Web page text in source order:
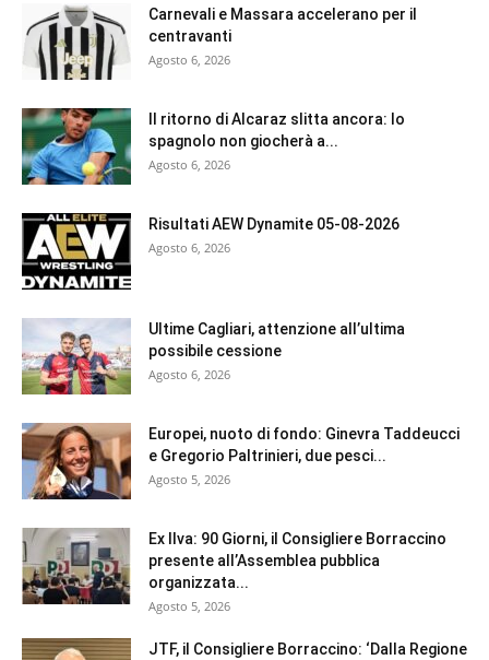
Carnevali e Massara accelerano per il
centravanti
Agosto 6, 2026
Il ritorno di Alcaraz slitta ancora: lo
spagnolo non giocherà a...
Agosto 6, 2026
Risultati AEW Dynamite 05-08-2026
Agosto 6, 2026
Ultime Cagliari, attenzione all’ultima
possibile cessione
Agosto 6, 2026
Europei, nuoto di fondo: Ginevra Taddeucci
e Gregorio Paltrinieri, due pesci...
Agosto 5, 2026
Ex Ilva: 90 Giorni, il Consigliere Borraccino
presente all’Assemblea pubblica
organizzata...
Agosto 5, 2026
JTF, il Consigliere Borraccino: ‘Dalla Regione